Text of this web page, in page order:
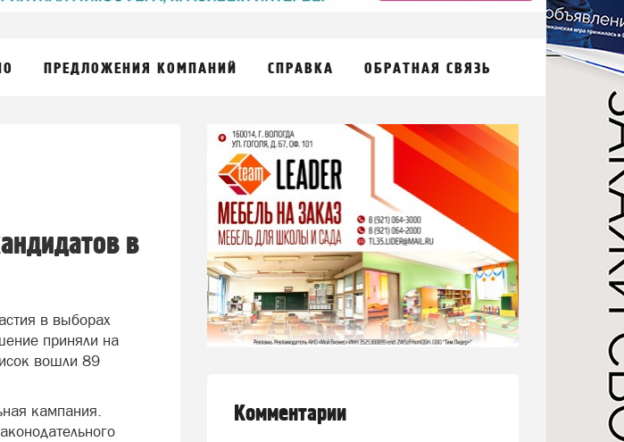
ПРЕДЛОЖЕНИЯ КОМПАНИЙ СПРАВКА ОБРАТНАЯ СВЯЗЬ
в
в выборах
приняли на
вошли 89
кампания.
Комментарии